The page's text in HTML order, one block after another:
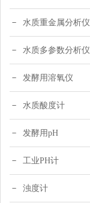
水质重金属分析仪
水质多参数分析仪
发酵用溶氧仪
水质酸度计
发酵用pH
工业PH计
浊度计